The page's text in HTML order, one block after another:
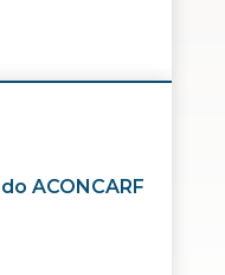
ACONCARF